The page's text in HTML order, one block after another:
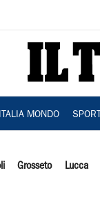
ITALIA MONDO SPORT
Grosseto Lucca